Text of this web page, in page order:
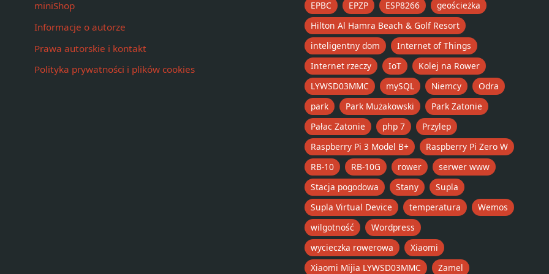
miniShop
Informacje o autorze
Prawa autorskie i kontakt
Polityka prywatności i plików cookies
EPBC
EPZP ESP8266
geościeżka
Hilton Al Hamra Beach & Golf Resort
inteligentny dom
Internet of Things
Internet rzeczy
IoT
Kolej na Rower
LYWSD03MMC
mySQL Niemcy
Odra
park
Park Mużakowski
Park Zatonie
Pałac Zatonie
php 7
Przylep
Raspberry Pi 3 Model B+
Raspberry Pi Zero W
RB-10
RB-10G rower
serwer www
Stacja pogodowa
Stany
Supla
Supla Virtual Device
temperatura
Wemos
wilgotność
Wordpress
wycieczka rowerowa
Xiaomi
Xiaomi Mijia LYWSD03MMC
Zamel